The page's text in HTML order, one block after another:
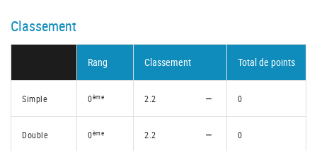
Classement
Rang Classement Total de points
Simple 0ème 2.2 0
Double 0ème 2.2 0